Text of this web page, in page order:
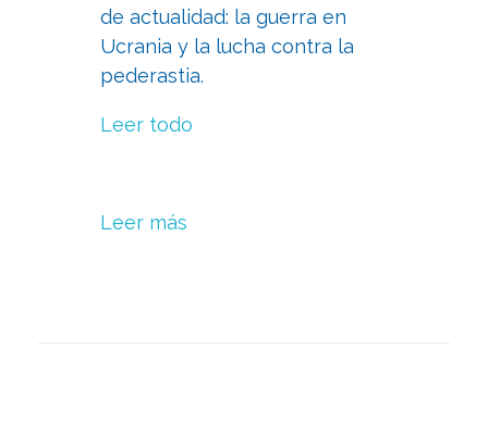
de actualidad: la guerra en
Ucrania y la lucha contra la
pederastia.
Leer todo
Leer más